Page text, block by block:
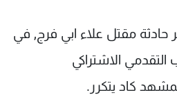
حادثة مقتل علاء ابي فرج, في
الاشتراكي
كاد يتكرر.
فن
رياضة